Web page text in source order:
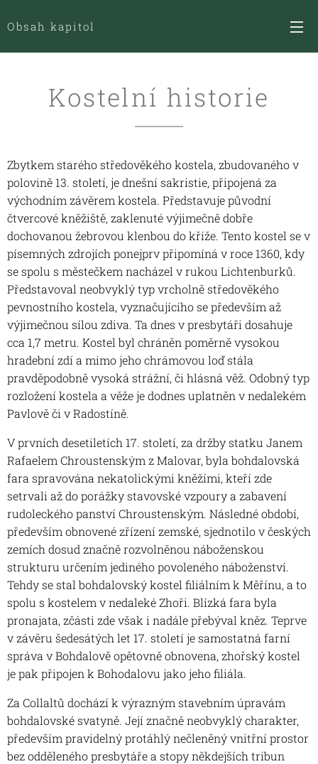
Obsah kapitol
Kostelní historie
Zbytkem starého středověkého kostela, zbudovaného v
polovině 13. století, je dnešní sakristie, připojená za
východním závěrem kostela. Představuje původní
čtvercové kněžiště, zaklenuté výjimečně dobře
dochovanou žebrovou klenbou do kříže. Tento kostel se v
písemných zdrojích ponejprv připomíná v roce 1360, kdy
se spolu s městečkem nacházel v rukou Lichtenburků.
Představoval neobvyklý typ vrcholně středověkého
pevnostního kostela, vyznačujícího se především až
výjimečnou sílou zdiva. Ta dnes v presbytáři dosahuje
cca 1,7 metru. Kostel byl chráněn poměrně vysokou
hradební zdí a mimo jeho chrámovou loď stála
pravděpodobně vysoká strážní, či hlásná věž. Odobný typ
rozložení kostela a věže je dodnes uplatněn v nedalekém
Pavlově či v Radostíně.
V prvních desetiletích 17. století, za držby statku Janem
Rafaelem Chroustenským z Malovar, byla bohdalovská
fara spravována nekatolickými kněžími, kteří zde
setrvali až do porážky stavovské vzpoury a zabavení
rudoleckého panství Chroustenským. Následné období,
především obnovené zřízení zemské, sjednotilo v českých
zemích dosud značně rozvolněnou náboženskou
strukturu určením jediného povoleného náboženství.
Tehdy se stal bohdalovský kostel filiálním k Měřínu, a to
spolu s kostelem v nedaleké Zhoři. Blízká fara byla
pronajata, zčásti zde však i nadále přebýval kněz. Teprve
v závěru šedesátých let 17. století je samostatná farní
správa v Bohdalově opětovně obnovena, zhořský kostel
je pak připojen k Bohodalovu jako jeho filiála.
Za Collaltů dochází k výrazným stavebním úpravám
bohdalovské svatyně. Její značně neobvyklý charakter,
především pravidelný protáhlý nečleněný vnitřní prostor
bez odděleného presbytáře a stopy někdejších tribun